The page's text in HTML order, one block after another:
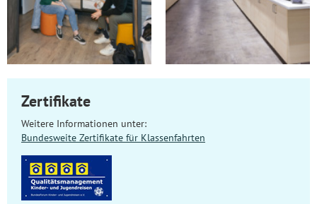
Zertifikate
Weitere Informationen unter:
Bundesweite Zertifikate für Klassenfahrten